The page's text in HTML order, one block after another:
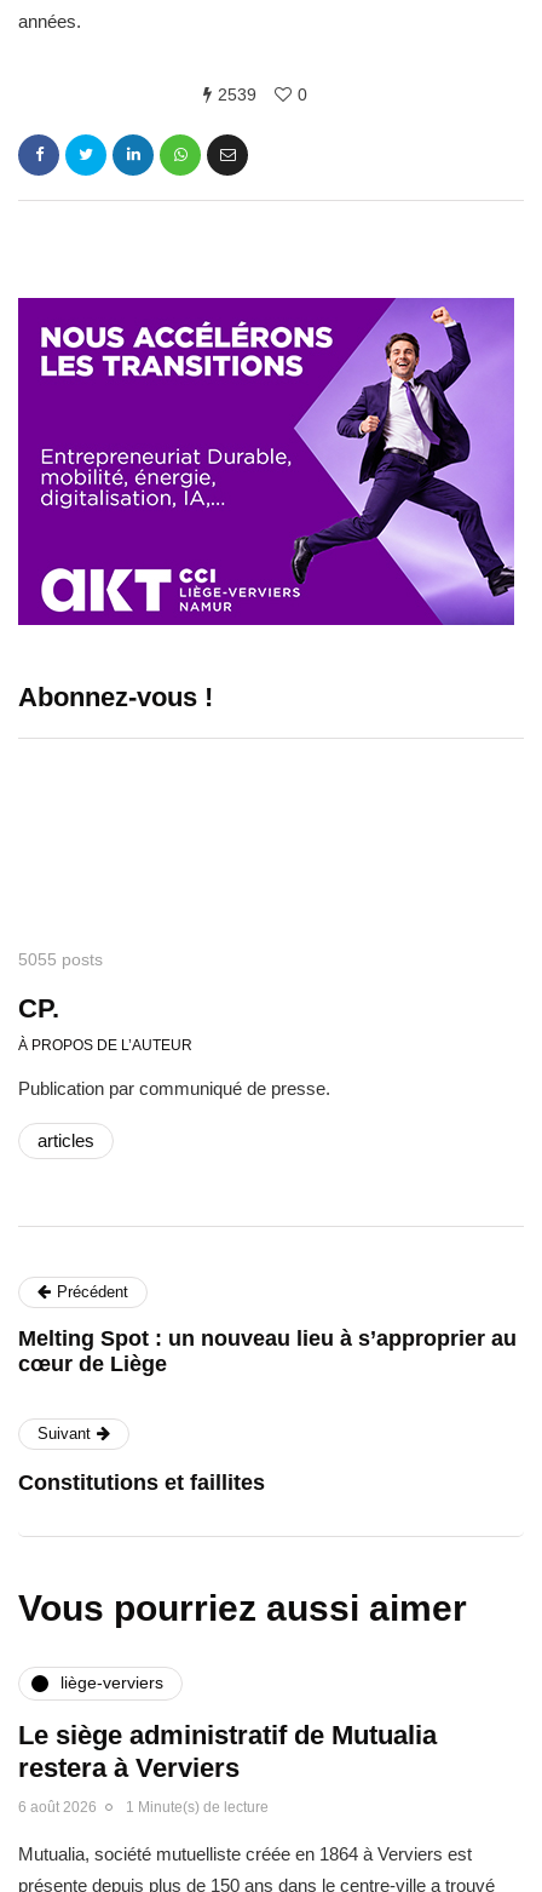
années.
2539 0
Abonnez-vous !
5055 posts
CP.
À PROPOS DE L’AUTEUR
Publication par communiqué de presse.
articles
Précédent
Melting Spot : un nouveau lieu à s’approprier au
cœur de Liège
Suivant
Constitutions et faillites
Vous pourriez aussi aimer
liège-verviers
Le siège administratif de Mutualia
restera à Verviers
6 août 2026 1 Minute(s) de lecture
Mutualia, société mutuelliste créée en 1864 à Verviers est
présente depuis plus de 150 ans dans le centre-ville a trouvé